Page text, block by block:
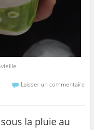
Laisser un commentaire
la pluie au